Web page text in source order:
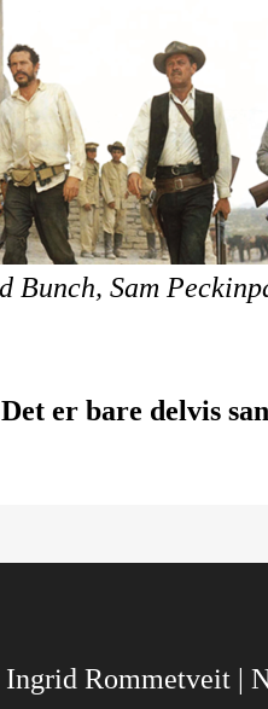
Bunch, Sam
er bare delvis
Rommetveit |